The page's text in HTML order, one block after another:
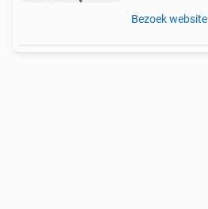
Bezoek website